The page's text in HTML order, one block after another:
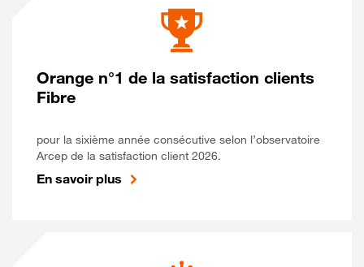
Orange n°1 de la satisfaction clients
Fibre
pour la sixième année consécutive selon l’observatoire
Arcep de la satisfaction client 2026.
En savoir plus